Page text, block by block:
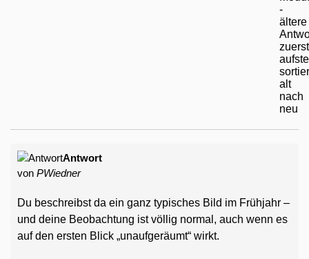
Antwort
von PWiedner
Du beschreibst da ein ganz typisches Bild im Frühjahr –
und deine Beobachtung ist völlig normal, auch wenn es
auf den ersten Blick „unaufgeräumt“ wirkt.